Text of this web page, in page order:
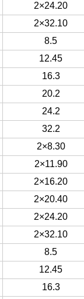
2×24.20
2×32.10
8.5
12.45
16.3
20.2
24.2
32.2
2×8.30
2×11.90
2×16.20
2×20.40
2×24.20
2×32.10
8.5
12.45
16.3